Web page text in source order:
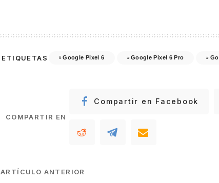
ETIQUETAS Google Pixel 6 Google Pixel 6 Pro
COMPARTIR EN
Compartir en Facebook
ARTÍCULO ANTERIOR